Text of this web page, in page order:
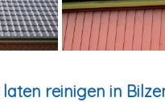
reinigen in